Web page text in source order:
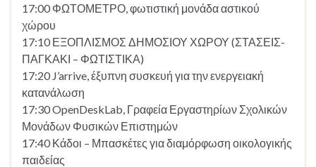
17:00 ΦΩΤΟΜΕΤΡΟ, φωτιστική μονάδα αστικού
χώρου
17:10 ΕΞΟΠΛΙΣΜΟΣ ΔΗΜΟΣΙΟΥ ΧΩΡΟΥ (ΣΤΑΣΕΙΣ-
ΠΑΓΚΑΚΙ – ΦΩΤΙΣΤΙΚΑ)
17:20 J’arrive, έξυπνη συσκευή για την ενεργειακή
κατανάλωση
17:30 OpenDeskLab, Γραφεία Εργαστηρίων Σχολικών
Μονάδων Φυσικών Επιστημών
17:40 Κάδοι – Μπασκέτες για διαμόρφωση οικολογικής
παιδείας